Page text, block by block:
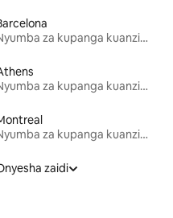
Nyumba za kupanga kuanzia mwezi mmoja
Nyumba za kupanga kuanzia mwezi mmoja
Nyumba za kupanga kuanzia mwezi mmoja
zaidi